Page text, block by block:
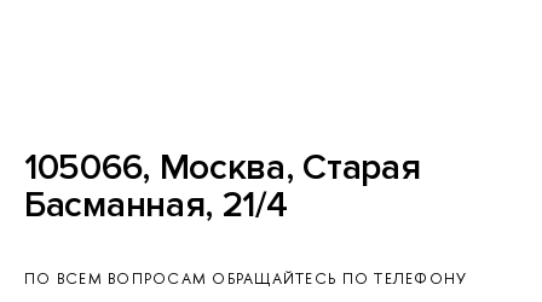
105066, Москва, Старая
Басманная, 21/4
ПО ВСЕМ ВОПРОСАМ ОБРАЩАЙТЕСЬ ПО ТЕЛЕФОНУ